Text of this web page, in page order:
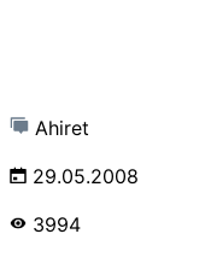
Ahiret
29.05.2008
3994